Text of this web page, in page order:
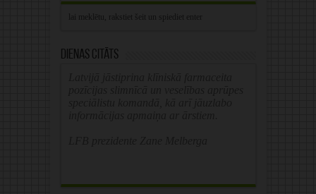
Dienas citāts